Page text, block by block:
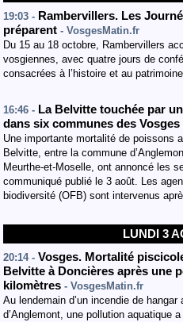
19:03 - Rambervillers. Les
préparent - VosgesMatin.fr
Du 15 au 18 octobre, Rambervillers
vosgiennes, avec quatre jours de
consacrées à l’histoire et au
16:46 - La Belvitte touchée par
dans six communes des Vosges
Une importante mortalité de poissons
Belvitte, entre la commune
Meurthe-et-Moselle, ont annoncé les
communiqué publié le 3 août. Les
biodiversité (OFB) sont intervenus
LUNDI 3
20:14 - Vosges. Mortalité
Belvitte à Doncières après une
kilomètres - VosgesMatin.fr
Au lendemain d’un incendie de
d’Anglemont, une pollution aquatique